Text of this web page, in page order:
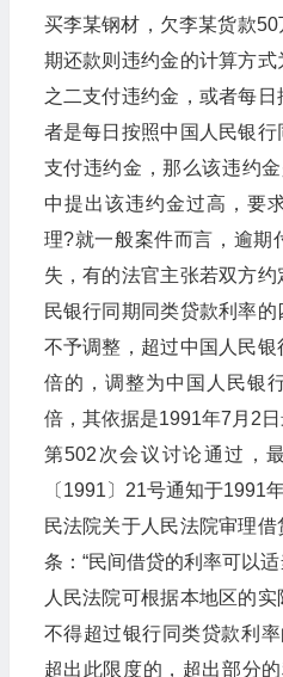
买李某钢材，欠李某货款
期还款则违约金的计算方
之二支付违约金，或者每
者是每日按照中国人民银
支付违约金，那么该违约
中提出该违约金过高，要
理?就一般案件而言，逾期
失，有的法官主张若双方
民银行同期同类贷款利率的
不予调整，超过中国人民
倍的，调整为中国人民银
倍，其依据是1991年7月2
第502次会议讨论通过，
〔1991〕21号通知于1991
民法院关于人民法院审理
条：“民间借贷的利率可以
人民法院可根据本地区的
不得超过银行同类贷款利
超出此限度的，超出部分